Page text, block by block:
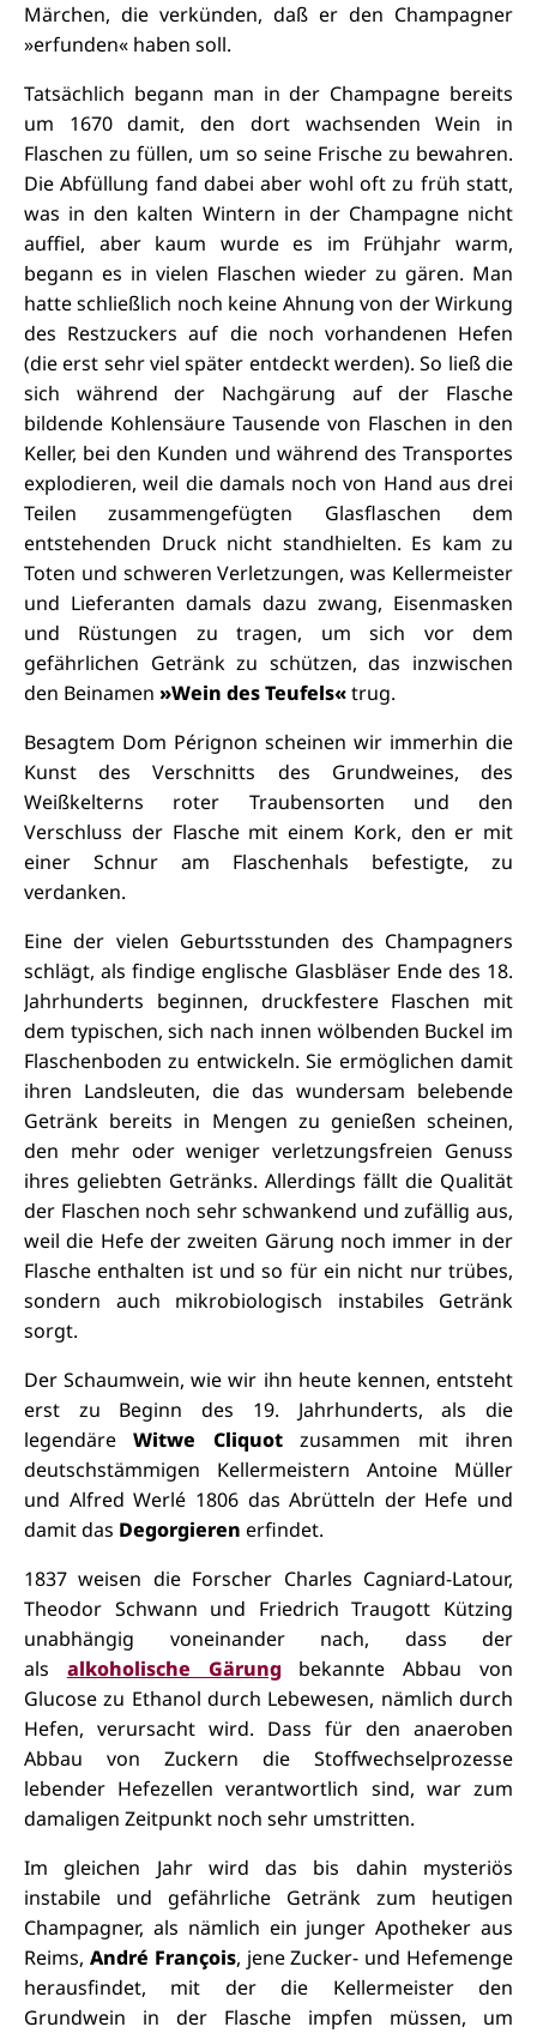
Märchen, die verkünden, daß er den Champagner
»erfunden« haben soll.
Tatsächlich begann man in der Champagne bereits
um 1670 damit, den dort wachsenden Wein in
Flaschen zu füllen, um so seine Frische zu bewahren.
Die Abfüllung fand dabei aber wohl oft zu früh statt,
was in den kalten Wintern in der Champagne nicht
auffiel, aber kaum wurde es im Frühjahr warm,
begann es in vielen Flaschen wieder zu gären. Man
hatte schließlich noch keine Ahnung von der Wirkung
des Restzuckers auf die noch vorhandenen Hefen
(die erst sehr viel später entdeckt werden). So ließ die
sich während der Nachgärung auf der Flasche
bildende Kohlensäure Tausende von Flaschen in den
Keller, bei den Kunden und während des Transportes
explodieren, weil die damals noch von Hand aus drei
Teilen zusammengefügten Glasflaschen dem
entstehenden Druck nicht standhielten. Es kam zu
Toten und schweren Verletzungen, was Kellermeister
und Lieferanten damals dazu zwang, Eisenmasken
und Rüstungen zu tragen, um sich vor dem
gefährlichen Getränk zu schützen, das inzwischen
den Beinamen »Wein des Teufels«trug.
Besagtem Dom Pérignon scheinen wir immerhin die
Kunst des Verschnitts des Grundweines, des
Weißkelterns roter Traubensorten und den
Verschluss der Flasche mit einem Kork, den er mit
einer Schnur am Flaschenhals befestigte, zu
verdanken.
Eine der vielen Geburtsstunden des Champagners
schlägt, als findige englische Glasbläser Ende des 18.
Jahrhunderts beginnen, druckfestere Flaschen mit
dem typischen, sich nach innen wölbenden Buckel im
Flaschenboden zu entwickeln. Sie ermöglichen damit
ihren Landsleuten, die das wundersam belebende
Getränk bereits in Mengen zu genießen scheinen,
den mehr oder weniger verletzungsfreien Genuss
ihres geliebten Getränks. Allerdings fällt die Qualität
der Flaschen noch sehr schwankend und zufällig aus,
weil die Hefe der zweiten Gärung noch immer in der
Flasche enthalten ist und so für ein nicht nur trübes,
sondern auch mikrobiologisch instabiles Getränk
sorgt.
Der Schaumwein, wie wir ihn heute kennen, entsteht
erst zu Beginn des 19. Jahrhunderts, als die
legendäreWitwe Cliquotzusammen mit ihren
deutschstämmigen Kellermeistern Antoine Müller
und Alfred Werlé 1806 das Abrütteln der Hefe und
damit das Degorgieren erfindet.
1837 weisen die Forscher Charles Cagniard-Latour,
Theodor Schwann und Friedrich Traugott Kützing
unabhängig voneinander nach, dass der
als alkoholische Gärung bekannte Abbau von
Glucose zu Ethanol durch Lebewesen, nämlich durch
Hefen, verursacht wird. Dass für den anaeroben
Abbau von Zuckern die Stoffwechselprozesse
lebender Hefezellen verantwortlich sind, war zum
damaligen Zeitpunkt noch sehr umstritten.
Im gleichen Jahr wird das bis dahin mysteriös
instabile und gefährliche Getränk zum heutigen
Champagner, als nämlich ein junger Apotheker aus
Reims, André François, jene Zucker- und Hefemenge
herausfindet, mit der die Kellermeister den
Grundwein in der Flasche impfen müssen, um